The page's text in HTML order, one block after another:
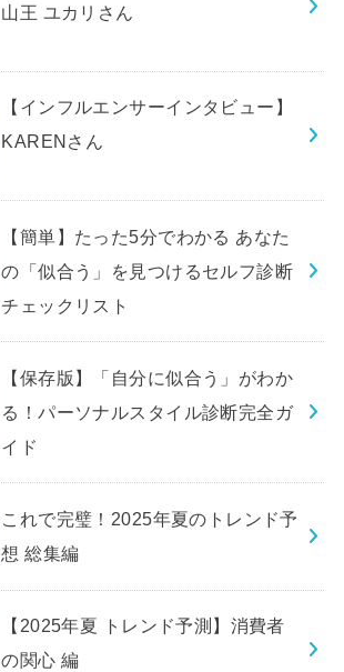
山王 ユカリさん
【インフルエンサーインタビュー】
KARENさん
【簡単】たった5分でわかる あなた
の「似合う」を見つけるセルフ診断
チェックリスト
【保存版】「自分に似合う」がわか
る！パーソナルスタイル診断完全ガ
イド
これで完璧！2025年夏のトレンド予
想 総集編
【2025年夏 トレンド予測】消費者
の関心 編